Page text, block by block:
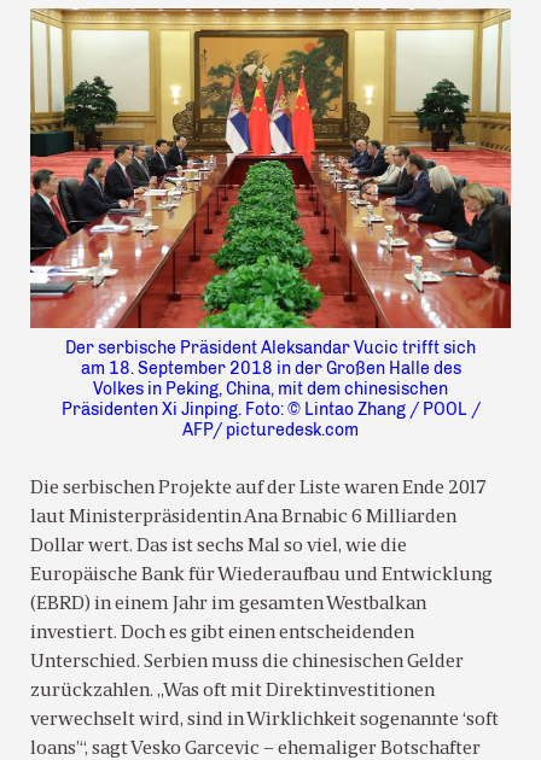
Der serbische Präsident Aleksandar Vucic trifft sich
am 18. September 2018 in der Großen Halle des
Volkes in Peking, China, mit dem chinesischen
Präsidenten Xi Jinping. Foto: © Lintao Zhang / POOL /
AFP/ picturedesk.com
Die serbischen Projekte auf der Liste waren Ende 2017
laut Ministerpräsidentin Ana Brnabic 6 Milliarden
Dollar wert. Das ist sechs Mal so viel, wie die
Europäische Bank für Wiederaufbau und Entwicklung
(EBRD) in einem Jahr im gesamten Westbalkan
investiert. Doch es gibt einen entscheidenden
Unterschied. Serbien muss die chinesischen Gelder
zurückzahlen. „Was oft mit Direktinvestitionen
verwechselt wird, sind in Wirklichkeit sogenannte ‘soft
loans’“, sagt Vesko Garcevic – ehemaliger Botschafter